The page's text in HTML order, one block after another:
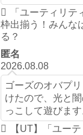
「ユーティリ
枠出揃う！みんな
る？
匿名
2026.08.08
ゴーズのオバプ
けたので、光と
っこして遊びます
【UT】「ユー